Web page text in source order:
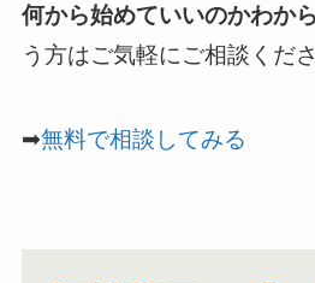
何から始めていいのかわか
う方はご気軽にご相談くだ
➡無料で相談してみる